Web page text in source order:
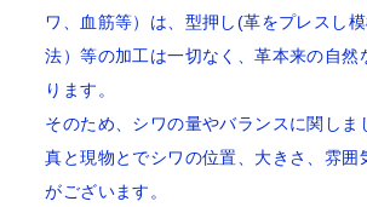
ワ、血筋等）は、型押し(革をプレスし
法）等の加工は一切なく、革本来の自然
ります。
そのため、シワの量やバランスに関しま
真と現物とでシワの位置、大きさ、雰囲
がございます。